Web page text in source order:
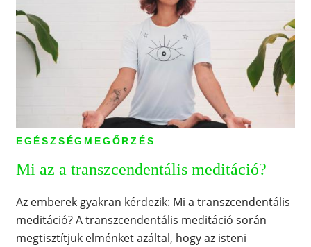
EGÉSZSÉGMEGŐRZÉS
Mi az a transzcendentális meditáció?
Az emberek gyakran kérdezik: Mi a transzcendentális
meditáció? A transzcendentális meditáció során
megtisztítjuk elménket azáltal, hogy az isteni